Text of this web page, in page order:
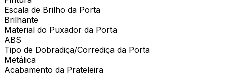
Escala de Brilho da Porta
Brilhante
Material do Puxador da Porta
ABS
Tipo de Dobradiça/Corrediça da Porta
Metálica
Acabamento da Prateleira